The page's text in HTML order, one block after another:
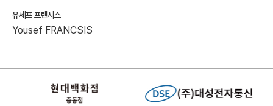
유세프 프랜시스
Yousef FRANCSIS